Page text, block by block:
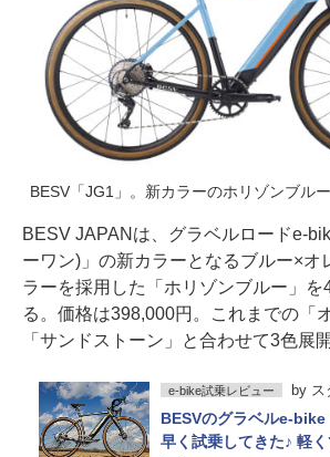
BESV「JG1」。新カラーのホリゾンブルー
BESV JAPANは、グラベルロードe-
ーワン)」の新カラーとなるブルー×オ
ラーを採用した「ホリゾンブルー」を
る。価格は398,000円。これまでの「
「サンドストーン」と合わせて3色展
e-bike試乗レビュー by ス
BESVのグラベルe-bike
早く試乗してきた♪ 軽